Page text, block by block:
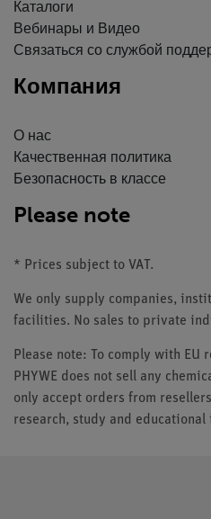
Каталоги
Вебинары и Видео
Связаться со службой
Компания
О нас
Качественная политика
Безопасность в классе
Please note
* Prices subject to VAT.
We only supply companies,
facilities. No sales to private
Please note: To comply with EU
PHYWE does not sell any
only accept orders from
research, study and